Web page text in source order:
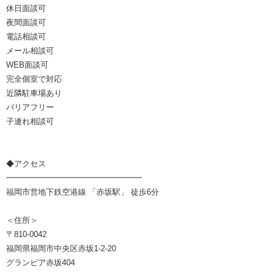
休日面談可
夜間面談可
電話相談可
メール相談可
WEB面談可
完全個室で対応
近隣駐車場あり
バリアフリー
子連れ相談可
◆アクセス
━━━━━━━━━━━━━━━━━
福岡市営地下鉄空港線 「赤坂駅」 徒歩6分
＜住所＞
〒810-0042
福岡県福岡市中央区赤坂1-2-20
グランピア赤坂404